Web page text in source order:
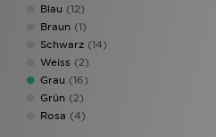
MONTIREX
Napapijri
New Balance
New Era(1)
Nike (71)
On Running
PUMA(3)
Blau (12)
Braun (1)
Schwarz (14)
Weiss (2)
Grau (16)
Grün (2)
Rosa (4)